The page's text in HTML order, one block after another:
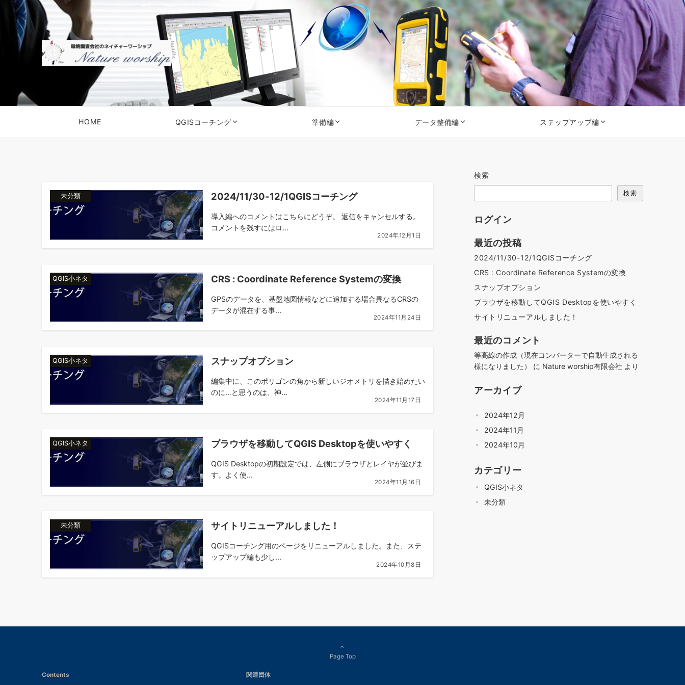
HOME QGISコーチング 準備編 データ整備編 ステップアップ編
未分類 2024/11/30-12/1QGISコーチング
導入編へのコメントはこちらにどうぞ。 返信をキャンセルする。
コメントを残すにはロ...
2024年12月1日
QGIS小ネタ CRS : Coordinate Reference Systemの変換
GPSのデータを、基盤地図情報などに追加する場合異なるCRSの
データが混在する事...
2024年11月24日
QGIS小ネタ スナップオプション
編集中に、このポリゴンの角から新しいジオメトリを描き始めたい
のに…と思うのは、神...
2024年11月17日
QGIS小ネタ ブラウザを移動してQGIS Desktopを使いやすく
QGIS Desktopの初期設定では、左側にブラウザとレイヤが並びま
す。よく使...
2024年11月16日
未分類 サイトリニューアルしました！
QGISコーチング用のページをリニューアルしました。また、ステ
ップアップ編も少し...
2024年10月8日
検索
検索
ログイン
最近の投稿
2024/11/30-12/1QGISコーチング
CRS : Coordinate Reference Systemの変換
スナップオプション
ブラウザを移動してQGIS Desktopを使いやすく
サイトリニューアルしました！
最近のコメント
等高線の作成（現在コンバーターで自動生成される
様になりました）
に Nature worship有限会社 より
アーカイブ
2024年12月
2024年11月
2024年10月
カテゴリー
QGIS小ネタ
未分類
Page Top
Contents 関連団体